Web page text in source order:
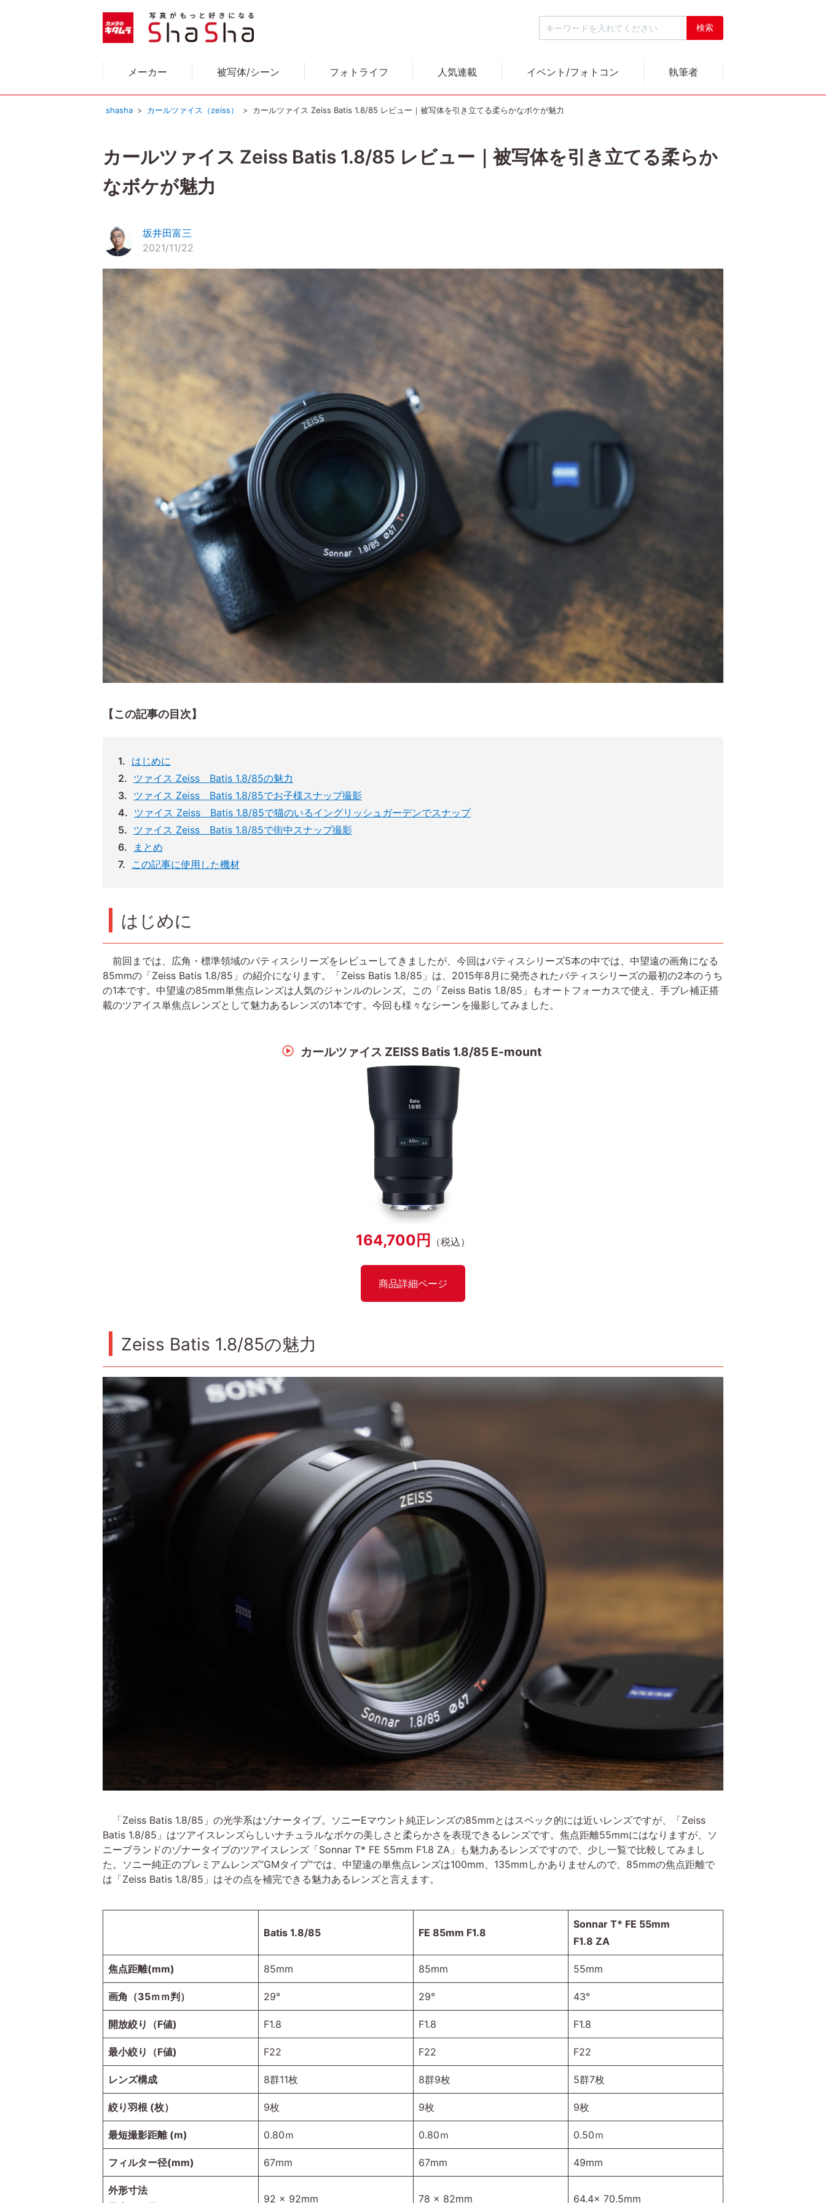
メーカー 被写体/シーン フォトライフ 人気連載 イベント/フォトコン 執筆者
shasha カールツァイス（zeiss） カールツァイス Zeiss Batis 1.8/85 レビュー｜被写体を引き立てる柔らかなボケが魅力
カールツァイス Zeiss Batis 1.8/85 レビュー｜被写体を引き立てる柔らか
なボケが魅力
坂井田富三
2021/11/22
【この記事の目次】
はじめに
ツァイス Zeiss Batis 1.8/85の魅力
ツァイス Zeiss Batis 1.8/85でお子様スナップ撮影
ツァイス Zeiss Batis 1.8/85で猫のいるイングリッシュガーデンでスナップ
ツァイス Zeiss Batis 1.8/85で街中スナップ撮影
まとめ
この記事に使用した機材
はじめに
前回までは、広角・標準領域のバティスシリーズをレビューしてきましたが、今回はバティスシリーズ5本の中では、中望遠の画角になる
85mmの「Zeiss Batis 1.8/85」の紹介になります。「Zeiss Batis 1.8/85」は、2015年8月に発売されたバティスシリーズの最初の2本のうち
の1本です。中望遠の85mm単焦点レンズは人気のジャンルのレンズ。この「Zeiss Batis 1.8/85」もオートフォーカスで使え、手ブレ補正搭
載のツアイス単焦点レンズとして魅力あるレンズの1本です。今回も様々なシーンを撮影してみました。
カールツァイス ZEISS Batis 1.8/85 E-mount
164,700円 （税込）
商品詳細ページ
Zeiss Batis 1.8/85の魅力
「Zeiss Batis 1.8/85」の光学系はゾナータイプ。ソニーEマウント純正レンズの85mmとはスペック的には近いレンズですが、「Zeiss
Batis 1.8/85」はツアイスレンズらしいナチュラルなボケの美しさと柔らかさを表現できるレンズです。焦点距離55mmにはなりますが、ソ
ニーブランドのゾナータイプのツアイスレンズ「Sonnar T* FE 55mm F1.8 ZA」も魅力あるレンズですので、少し一覧で比較してみまし
た。ソニー純正のプレミアムレンズ”GMタイプ”では、中望遠の単焦点レンズは100mm、135mmしかありませんので、85mmの焦点距離で
は「Zeiss Batis 1.8/85」はその点を補完できる魅力あるレンズと言えます。
Batis 1.8/85 FE 85mm F1.8
Sonnar T* FE 55mm
F1.8 ZA
焦点距離(mm) 85mm 85mm 55mm
画角（35ｍｍ判） 29° 29° 43°
開放絞り（F値) F1.8 F1.8 F1.8
最小絞り（F値) F22 F22 F22
レンズ構成 8群11枚 8群9枚 5群7枚
絞り羽根 (枚） 9枚 9枚 9枚
最短撮影距離 (m) 0.80ｍ 0.80ｍ 0.50ｍ
フィルター径(mm) 67mm 67mm 49mm
外形寸法
92 x 92mm 78 x 82mm 64.4x 70.5mm